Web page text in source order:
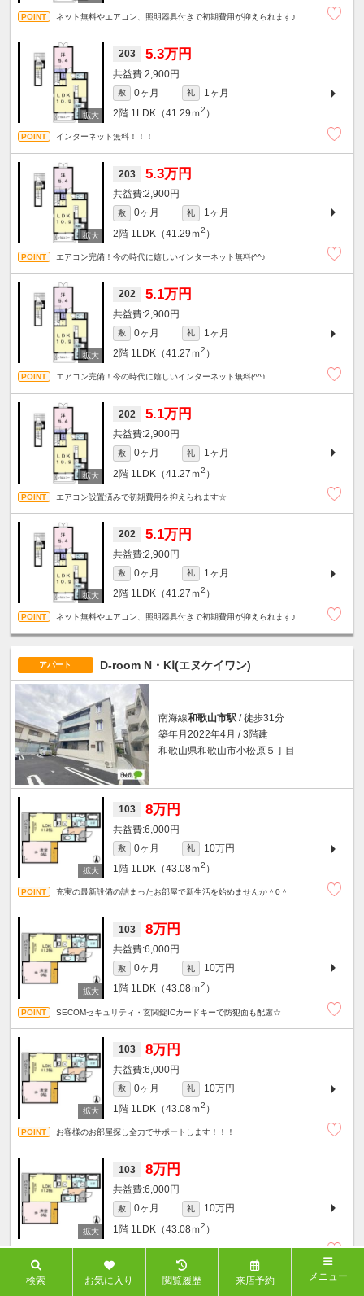
ネット無料やエアコン、照明器具付きで初期費用が抑えられます♪
203 5.3万円
2,900円
敷 0ヶ月 礼
1ヶ月
2階 1LDK（41.29ｍ2 ）
インターネット無料！！！
203 5.3万円
2,900円
敷 0ヶ月 礼
1ヶ月
2階 1LDK（41.29ｍ2 ）
エアコン完備！今の時代に嬉しいインターネット無料(^^♪
202 5.1万円
2,900円
敷 0ヶ月 礼
1ヶ月
2階 1LDK（41.27ｍ2 ）
エアコン完備！今の時代に嬉しいインターネット無料(^^♪
202 5.1万円
2,900円
敷 0ヶ月 礼
1ヶ月
2階 1LDK（41.27ｍ2 ）
エアコン設置済みで初期費用を抑えられます☆
202 5.1万円
2,900円
敷 0ヶ月 礼
1ヶ月
2階 1LDK（41.27ｍ2 ）
ネット無料やエアコン、照明器具付きで初期費用が抑えられます♪
アパート D-room N・KⅠ(エヌケイワン)
南海線和歌山市駅 / 徒歩31分
築年月2022年4月 / 3階建
和歌山県和歌山市小松原５丁目
103 8万円
6,000円
敷 0ヶ月 礼
10万円
1階 1LDK（43.08ｍ2 ）
充実の最新設備の詰まったお部屋で新生活を始めませんか＾0＾
103 8万円
6,000円
敷 0ヶ月 礼
10万円
1階 1LDK（43.08ｍ2 ）
SECOMセキュリティ・玄関錠ICカードキーで防犯面も配慮☆
103 8万円
6,000円
敷 0ヶ月 礼
10万円
1階 1LDK（43.08ｍ2 ）
お客様のお部屋探し全力でサポートします！！！
103 8万円
6,000円
敷 0ヶ月 礼
10万円
1階 1LDK（43.08ｍ2 ）
検索 お気に入り 閲覧履歴 来店予約 メニュー